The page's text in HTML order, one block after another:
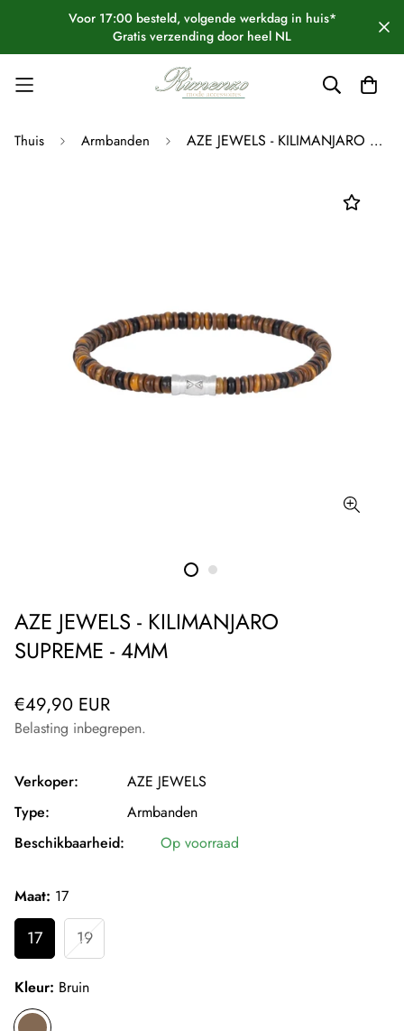
Voor 17:00 besteld, volgende werkdag in huis*
Gratis verzending door heel NL
Thuis Armbanden AZE JEWELS - KILIMANJARO SUPREME - 4MM
AZE JEWELS - KILIMANJARO
SUPREME - 4MM
Normale
prijs
€49,90 EUR
Belasting inbegrepen.
Verkoper:
AZE JEWELS
Type:
Armbanden
Beschikbaarheid:
Op voorraad
Maat: 17
17 19
Kleur: Bruin